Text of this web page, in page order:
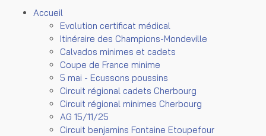
Accueil
Evolution certificat médical
Itinéraire des Champions-Mondeville
Calvados minimes et cadets
Coupe de France minime
5 mai - Ecussons poussins
Circuit régional cadets Cherbourg
Circuit régional minimes Cherbourg
AG 15/11/25
Circuit benjamins Fontaine Etoupefour